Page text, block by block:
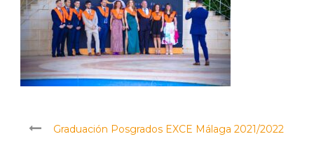
Graduación Posgrados EXCE Málaga 2021/2022